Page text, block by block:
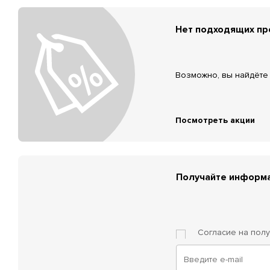
Нет подходящих
Возможно, вы найдёте
Посмотреть акции
Получайте
Согласие на